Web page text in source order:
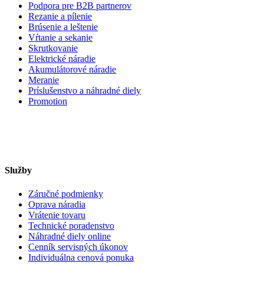
Podpora pre B2B partnerov
Rezanie a pílenie
Brúsenie a leštenie
Vŕtanie a sekanie
Skrutkovanie
Elektrické náradie
Akumulátorové náradie
Meranie
Príslušenstvo a náhradné diely
Promotion
Služby
Záručné podmienky
Oprava náradia
Vrátenie tovaru
Technické poradenstvo
Náhradné diely online
Cenník servisných úkonov
Individuálna cenová ponuka